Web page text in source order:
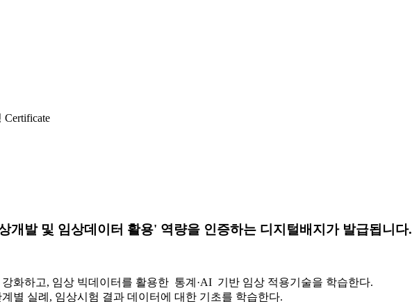
Certificate
개발 및 임상데이터 활용' 역량을 인증하는 디지털배지가 발급됩니다.
화하고, 임상 빅데이터를 활용한 통계·AI 기반 임상 적용기술을 학습한다.
별 실례, 임상시험 결과 데이터에 대한 기초를 학습한다.